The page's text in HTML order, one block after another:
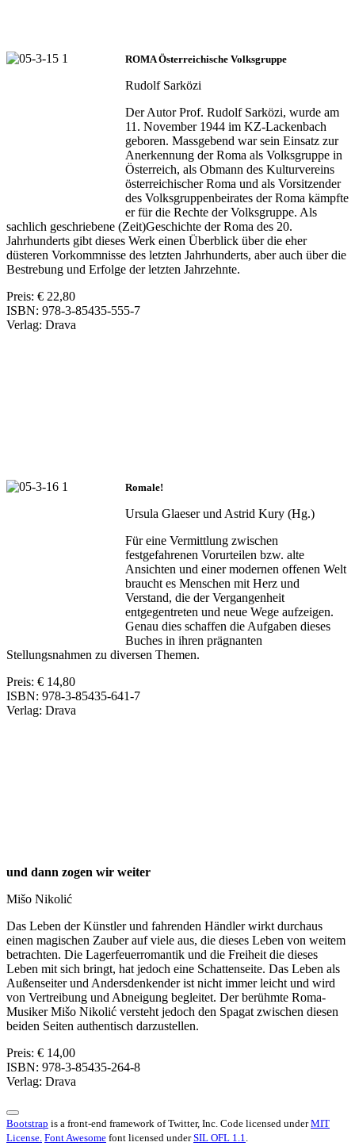
ROMA Österreichische Volksgruppe
Rudolf Sarközi
Der Autor Prof. Rudolf Sarközi, wurde am
11. November 1944 im KZ-Lackenbach
geboren. Massgebend war sein Einsatz zur
Anerkennung der Roma als Volksgruppe in
Österreich, als Obmann des Kulturvereins
österreichischer Roma und als Vorsitzender
des Volksgruppenbeirates der Roma kämpfte
er für die Rechte der Volksgruppe. Als
sachlich geschriebene (Zeit)Geschichte der Roma des 20.
Jahrhunderts gibt dieses Werk einen Überblick über die eher
düsteren Vorkommnisse des letzten Jahrhunderts, aber auch über die
Bestrebung und Erfolge der letzten Jahrzehnte.
Preis: € 22,80
ISBN: 978-3-85435-555-7
Verlag: Drava
Romale!
Ursula Glaeser und Astrid Kury (Hg.)
Für eine Vermittlung zwischen
festgefahrenen Vorurteilen bzw. alte
Ansichten und einer modernen offenen Welt
braucht es Menschen mit Herz und
Verstand, die der Vergangenheit
entgegentreten und neue Wege aufzeigen.
Genau dies schaffen die Aufgaben dieses
Buches in ihren prägnanten
Stellungsnahmen zu diversen Themen.
Preis: € 14,80
ISBN: 978-3-85435-641-7
Verlag: Drava
und dann zogen wir weiter
Mišo Nikolić
Das Leben der Künstler und fahrenden Händler wirkt durchaus
einen magischen Zauber auf viele aus, die dieses Leben von weitem
betrachten. Die Lagerfeuerromantik und die Freiheit die dieses
Leben mit sich bringt, hat jedoch eine Schattenseite. Das Leben als
Außenseiter und Andersdenkender ist nicht immer leicht und wird
von Vertreibung und Abneigung begleitet. Der berühmte Roma-
Musiker Mišo Nikolić versteht jedoch den Spagat zwischen diesen
beiden Seiten authentisch darzustellen.
Preis: € 14,00
ISBN: 978-3-85435-264-8
Verlag: Drava
Bootstrap is a front-end framework of Twitter, Inc. Code licensed underMIT
License. Font Awesome font licensed underSIL OFL 1.1.